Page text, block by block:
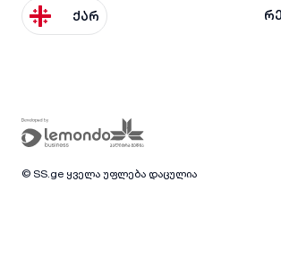
ქარ
© SS.ge ყველა უფლება დაცულია